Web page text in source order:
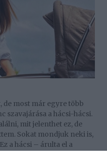
de most már egyre több
szavajárása a hácsi-hácsi.
mit jelenthet ez, de
Sokat mondjuk neki is,
a hácsi – árulta el a